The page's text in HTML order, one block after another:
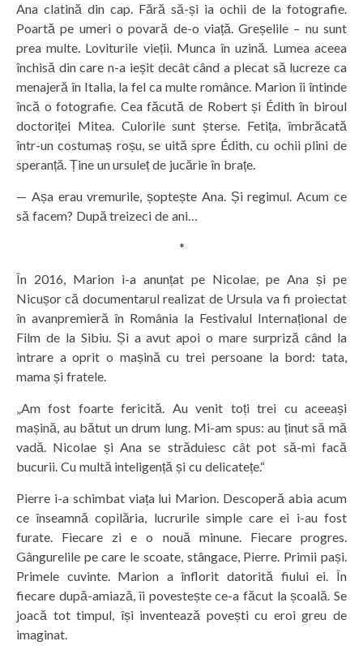
Ana clatină din cap. Fără să-și ia ochii de la fotografie.
Poartă pe umeri o povară de-o viață. Greșelile – nu sunt
prea multe. Loviturile vieții. Munca în uzină. Lumea aceea
închisă din care n-a ieșit decât când a plecat să lucreze ca
menajeră în Italia, la fel ca multe românce. Marion îi întinde
încă o fotografie. Cea făcută de Robert și Édith în biroul
doctoriței Mitea. Culorile sunt șterse. Fetița, îmbrăcată
într-un costumaș roșu, se uită spre Édith, cu ochii plini de
speranță. Ține un ursuleț de jucărie în brațe.
— Așa erau vremurile, șoptește Ana. Și regimul. Acum ce
să facem? După treizeci de ani…
*
În 2016, Marion i-a anunțat pe Nicolae, pe Ana și pe
Nicușor că documentarul realizat de Ursula va fi proiectat
în avanpremieră în România la Festivalul Internațional de
Film de la Sibiu. Și a avut apoi o mare surpriză când la
intrare a oprit o mașină cu trei persoane la bord: tata,
mama și fratele.
„Am fost foarte fericită. Au venit toți trei cu aceeași
mașină, au bătut un drum lung. Mi-am spus: au ținut să mă
vadă. Nicolae și Ana se străduiesc cât pot să-mi facă
bucurii. Cu multă inteligență și cu delicatețe.“
Pierre i-a schimbat viața lui Marion. Descoperă abia acum
ce înseamnă copilăria, lucrurile simple care ei i-au fost
furate. Fiecare zi e o nouă minune. Fiecare progres.
Gângurelile pe care le scoate, stângace, Pierre. Primii pași.
Primele cuvinte. Marion a înflorit datorită fiului ei. În
fiecare după-amiază, îi povestește ce-a făcut la școală. Se
joacă tot timpul, își inventează povești cu eroi greu de
imaginat.